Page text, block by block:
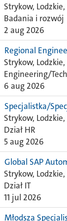
Strykow, Lodzkie,
Badania i rozwój
2 aug 2026
Regional
Strykow, Lodzkie,
Engineering/
6 aug 2026
Specjalistka/
Strykow, Lodzkie,
Dział HR
5 aug 2026
Global SAP
Strykow, Lodzkie,
Dział IT
11 jul 2026
Młodsza